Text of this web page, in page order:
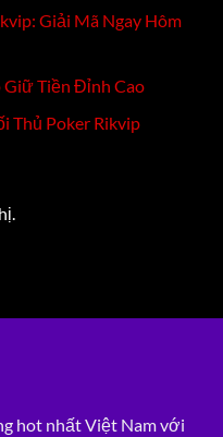
Giải Mã Ngay Hôm
Giữ Tiền Đỉnh Cao
Thủ Poker Rikvip
hot nhất Việt Nam với